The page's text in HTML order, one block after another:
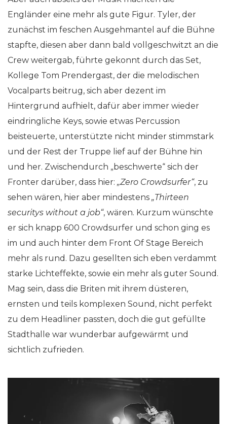
Engländer eine mehr als gute Figur. Tyler, der
zunächst im feschen Ausgehmantel auf die Bühne
stapfte, diesen aber dann bald vollgeschwitzt an die
Crew weitergab, führte gekonnt durch das Set,
Kollege Tom Prendergast, der die melodischen
Vocalparts beitrug, sich aber dezent im
Hintergrund aufhielt, dafür aber immer wieder
eindringliche Keys, sowie etwas Percussion
beisteuerte, unterstützte nicht minder stimmstark
und der Rest der Truppe lief auf der Bühne hin
und her. Zwischendurch „beschwerte“ sich der
Fronter darüber, dass hier: „Zero Crowdsurfer“, zu
sehen wären, hier aber mindestens „Thirteen
securitys without a job“, wären. Kurzum wünschte
er sich knapp 600 Crowdsurfer und schon ging es
im und auch hinter dem Front Of Stage Bereich
mehr als rund. Dazu gesellten sich eben verdammt
starke Lichteffekte, sowie ein mehr als guter Sound.
Mag sein, dass die Briten mit ihrem düsteren,
ernsten und teils komplexen Sound, nicht perfekt
zu dem Headliner passten, doch die gut gefüllte
Stadthalle war wunderbar aufgewärmt und
sichtlich zufrieden.